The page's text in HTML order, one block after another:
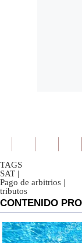
TAGS
SAT |
Pago de arbitrios |
tributos